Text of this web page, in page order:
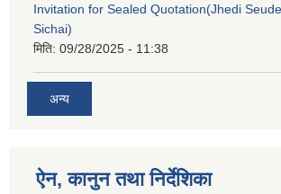
Invitation for Sealed Quotation(Jhedi
Sichai)
मिति: 09/28/2025 - 11:38
अन्य
ऐन, कानुन तथा निर्देशिका